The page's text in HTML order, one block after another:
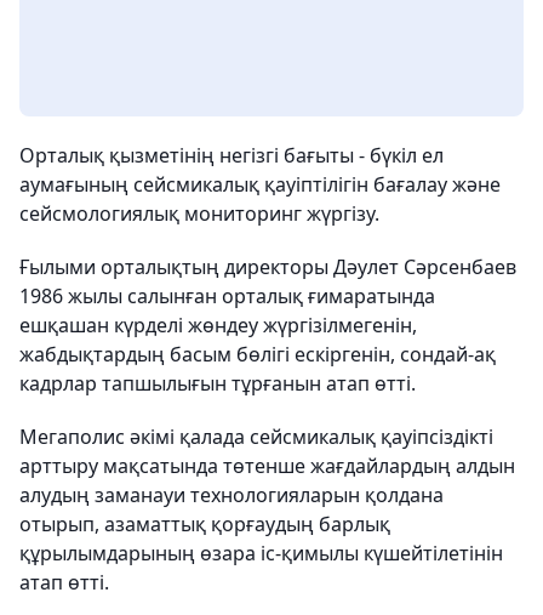
Орталық қызметінің негізгі бағыты - бүкіл ел
аумағының сейсмикалық қауіптілігін бағалау және
сейсмологиялық мониторинг жүргізу.
Ғылыми орталықтың директоры Дәулет Сәрсенбаев
1986 жылы салынған орталық ғимаратында
ешқашан күрделі жөндеу жүргізілмегенін,
жабдықтардың басым бөлігі ескіргенін, сондай-ақ
кадрлар тапшылығын тұрғанын атап өтті.
Мегаполис әкімі қалада сейсмикалық қауіпсіздікті
арттыру мақсатында төтенше жағдайлардың алдын
алудың заманауи технологияларын қолдана
отырып, азаматтық қорғаудың барлық
құрылымдарының өзара іс-қимылы күшейтілетінін
атап өтті.